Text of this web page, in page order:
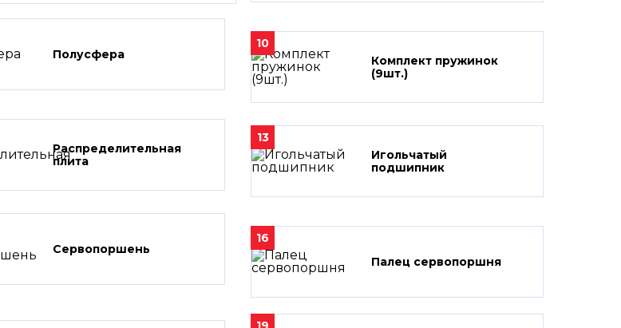
Полусфера
10
Комплект пружинок
(9шт.)
Распределительная
плита
13
Игольчатый
подшипник
Сервопоршень
16
Палец сервопоршня